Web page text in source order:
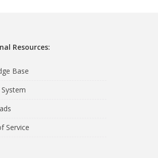
Resources:
Base
Service